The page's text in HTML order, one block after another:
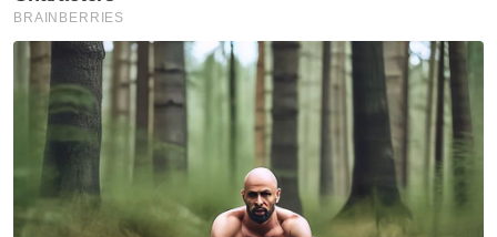
Ulama
Artikel Disyorkan